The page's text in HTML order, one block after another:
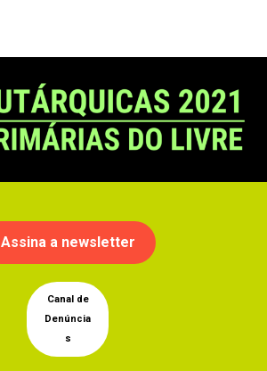
Assina a newsletter
Canal de
Denúncia
s